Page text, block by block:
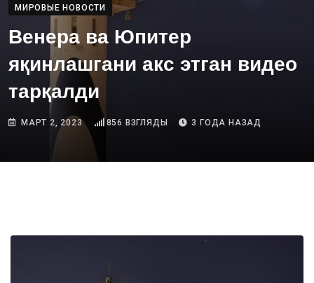
МИРОВЫЕ НОВОСТИ
Венера ва Юпитер
яқинлашгани акс этган видео
тарқалди
МАРТ 2, 2023 856 ВЗГЛЯДЫ 3 ГОДА НАЗАД